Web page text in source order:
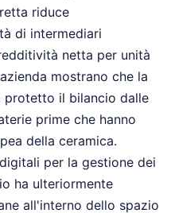
riduce
di intermediari
netta per unità
mostrano che la
protetto il bilancio dalle
prime che hanno
della ceramica.
per la gestione dei
ha ulteriormente
all'interno dello spazio